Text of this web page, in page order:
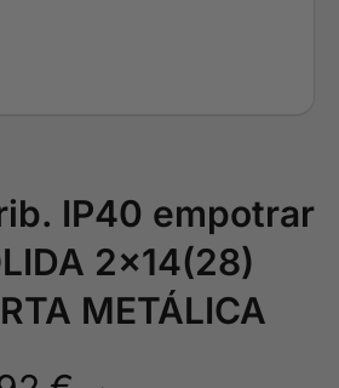
IP40 empotrar
2×14(28)
METÁLICA